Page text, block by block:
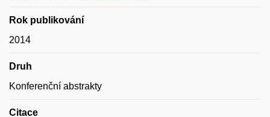
Rok publikování
2014
Druh
Konferenční abstrakty
Citace